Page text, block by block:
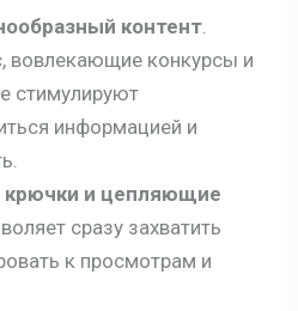
контент.
вовлекающие конкурсы и
стимулируют
информацией и
крючки и цепляющие
сразу захватить
к просмотрам и